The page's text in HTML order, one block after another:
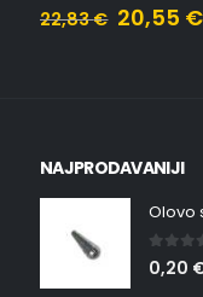
22,83€ 20,55 €
NAJPRODAVANIJI
Olovo
0 out
0,20